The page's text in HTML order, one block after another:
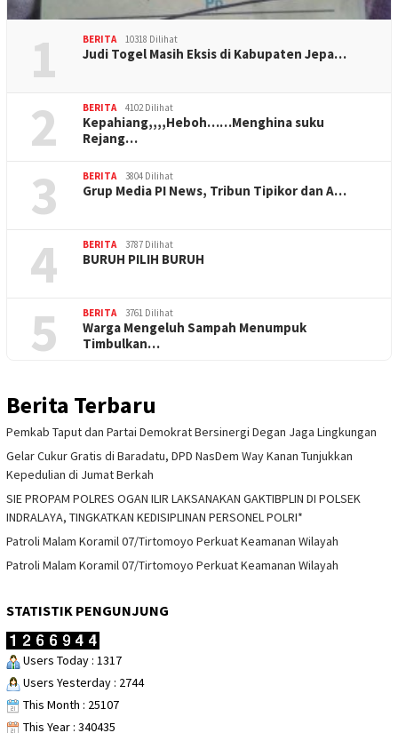
1 BERITA 10318 Dilihat
Judi Togel Masih Eksis di Kabupaten Jepa…
2 BERITA 4102 Dilihat
Kepahiang,,,,Heboh……Menghina suku
Rejang…
3 BERITA 3804 Dilihat
Grup Media PI News, Tribun Tipikor dan A…
4 BERITA 3787 Dilihat
BURUH PILIH BURUH
5 BERITA 3761 Dilihat
Warga Mengeluh Sampah Menumpuk
Timbulkan…
Berita Terbaru
Pemkab Taput dan Partai Demokrat Bersinergi Degan Jaga Lingkungan
Gelar Cukur Gratis di Baradatu, DPD NasDem Way Kanan Tunjukkan
Kepedulian di Jumat Berkah
SIE PROPAM POLRES OGAN ILIR LAKSANAKAN GAKTIBPLIN DI POLSEK
INDRALAYA, TINGKATKAN KEDISIPLINAN PERSONEL POLRI*
Patroli Malam Koramil 07/Tirtomoyo Perkuat Keamanan Wilayah
Patroli Malam Koramil 07/Tirtomoyo Perkuat Keamanan Wilayah
STATISTIK PENGUNJUNG
Users Today : 1317
Users Yesterday : 2744
This Month : 25107
This Year : 340435